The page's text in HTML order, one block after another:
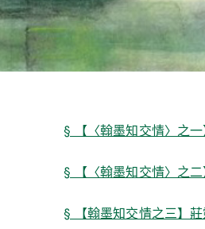
§ 【〈翰墨知交情〉之
§ 【〈翰墨知交情〉之
§ 【翰墨知交情之三】莊